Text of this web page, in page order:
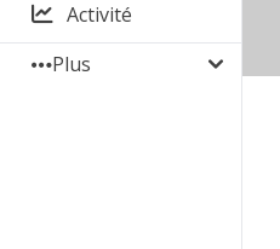
Activité
Plus